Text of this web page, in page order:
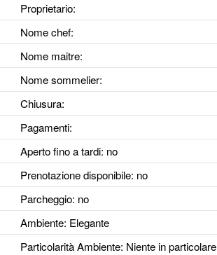
Proprietario:
Nome chef:
Nome maitre:
Nome sommelier:
Chiusura:
Pagamenti:
Aperto fino a tardi: no
Prenotazione disponibile: no
Parcheggio: no
Ambiente: Elegante
Particolarità Ambiente: Niente in particolare